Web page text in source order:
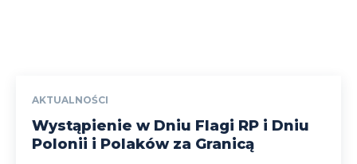
AKTUALNOŚCI
Wystąpienie w Dniu Flagi RP i Dniu
Polonii i Polaków za Granicą